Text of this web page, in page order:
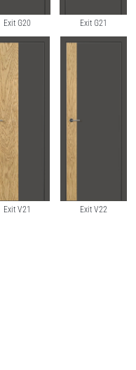
Exit G20 Exit G21
Exit V21 Exit V22